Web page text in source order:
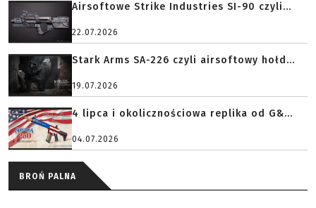
Airsoftowe Strike Industries SI-90 czyli...
22.07.2026
Stark Arms SA-226 czyli airsoftowy hołd...
19.07.2026
4 lipca i okolicznościowa replika od G&...
04.07.2026
BROŃ PALNA